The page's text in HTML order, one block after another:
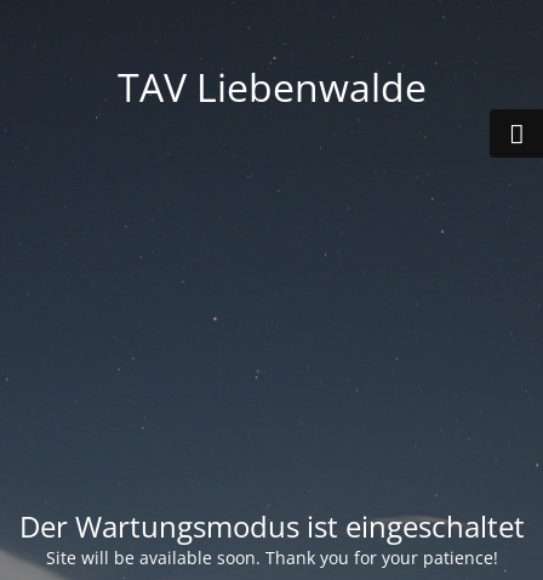
TAV Liebenwalde
Der Wartungsmodus ist eingeschaltet
Site will be available soon. Thank you for your patience!